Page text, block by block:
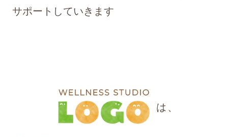
サポートしていきます
は、